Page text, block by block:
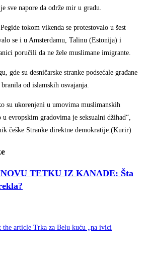
sve napore da održe mir u gradu.
tokom vikenda se protestovalo u šest
se i u Amsterdamu, Talinu (Estonija) i
poručili da ne žele muslimane imigrante.
gde su desničarske stranke podsećale građane
od islamskih osvajanja.
su ukorenjeni u umovima muslimanskih
evropskim gradovima je seksualni džihad“,
češke Stranke direktne demokratije.(Kurir)
TETKU IZ KANADE: Šta